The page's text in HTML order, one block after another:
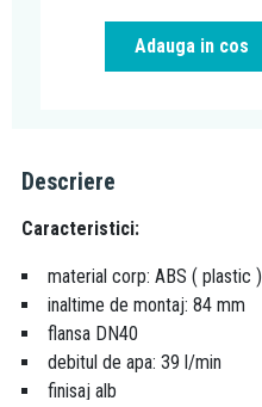
Adauga in cos
Descriere
Caracteristici:
material corp: ABS ( plastic )
inaltime de montaj: 84 mm
flansa DN40
debitul de apa: 39 l/min
finisaj alb